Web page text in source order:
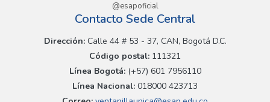
@esapoficial
Contacto Sede Central
Dirección:Calle 44 # 53 - 37, CAN, Bogotá D.C.
Código postal: 111321
Línea Bogotá:(+57) 601 7956110
Línea Nacional: 018000 423713